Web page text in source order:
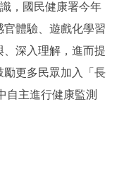
，國民健康署今年
體驗、遊戲化學習
深入理解，進而提
勵更多民眾加入「長
自主進行健康監測